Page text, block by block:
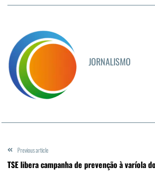
JORNALISMO
Previous article
TSE libera campanha de prevenção à varíola